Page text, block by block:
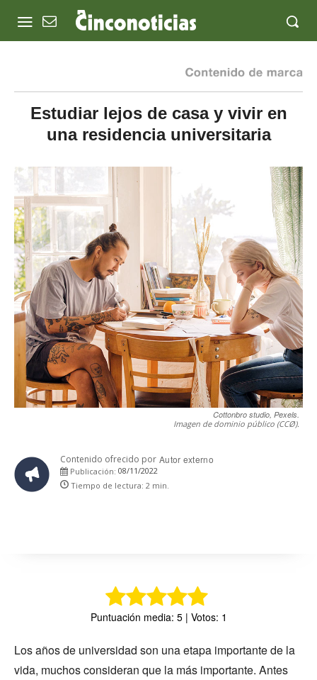
Estudiar lejos de casa y vivir en
una residencia universitaria
Cottonbro studio, Pexels.
Imagen de dominio público (CCØ).
Contenido ofrecido por Autor externo
Publicación: 08/11/2022
Tiempo de lectura: 2 min.
Puntuación media: 5 | Votos: 1
Los años de universidad son una etapa importante de la
vida, muchos consideran que la más importante. Antes